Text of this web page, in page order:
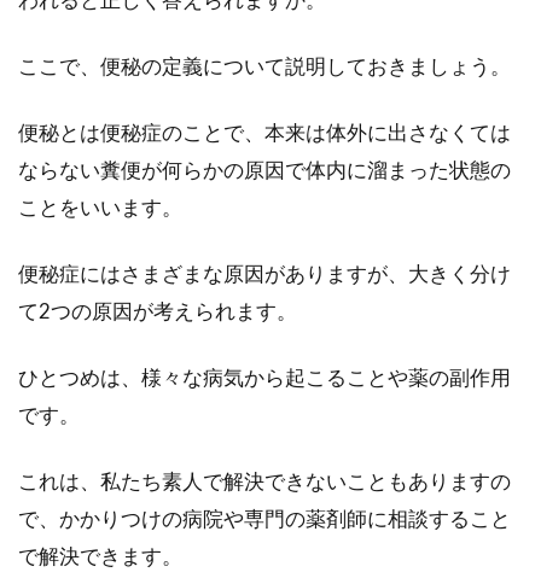
リーや食事内容の理想は？
いつものお昼休憩の時間になると「今日は何食
また、節...
イエットに向いているの？
は、体にしみわたるような、滋味あふれるおい
焼酎のアルコール度数は意外と高
ここで、便秘の定義について説明しておきましょう。
便秘とは便秘症のことで、本来は体外に出さなくては
ならない糞便が何らかの原因で体内に溜まった状態の
ことをいいます。
便秘症にはさまざまな原因がありますが、大きく分け
て2つの原因が考えられます。
ひとつめは、様々な病気から起こることや薬の副作用
です。
これは、私たち素人で解決できないこともありますの
で、かかりつけの病院や専門の薬剤師に相談すること
で解決できます。